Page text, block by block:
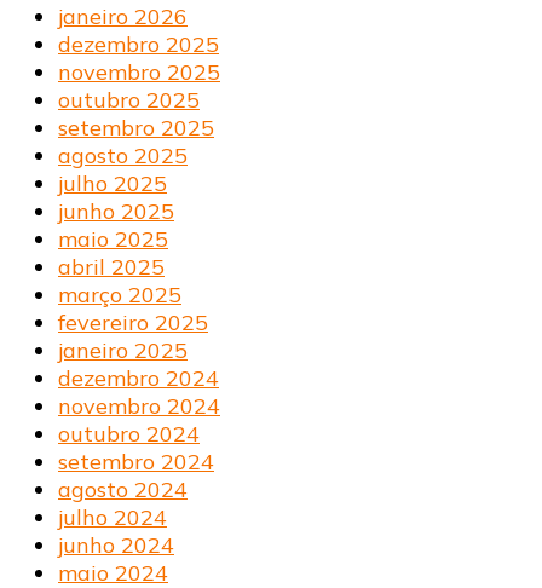
janeiro 2026
dezembro 2025
novembro 2025
outubro 2025
setembro 2025
agosto 2025
julho 2025
junho 2025
maio 2025
abril 2025
março 2025
fevereiro 2025
janeiro 2025
dezembro 2024
novembro 2024
outubro 2024
setembro 2024
agosto 2024
julho 2024
junho 2024
maio 2024